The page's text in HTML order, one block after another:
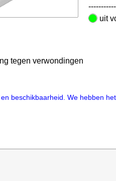
uit
tegen verwondingen
beschikbaarheid. We hebben